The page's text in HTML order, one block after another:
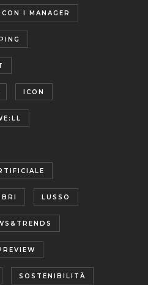
I MANAGER
ICON
LUSSO
SOSTENIBILITÀ